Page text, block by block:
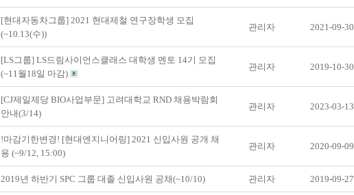
[현대자동차그룹] 2021 현대제철 연구장학생 모집
(~10.13(수))
관리자 2021-09-30
[LS그룹] LS드림사이언스클래스 대학생 멘토 14기 모집
(~11월18일 마감)
관리자 2019-10-30
[CJ제일제당 BIO사업부문] 고려대학교 RND 채용박람회
안내(3/14)
관리자 2023-03-13
!마감기한변경! [현대엔지니어링] 2021 신입사원 공개 채
용 (~9/12, 15:00)
관리자 2020-09-09
2019년 하반기 SPC 그룹 대졸 신입사원 공채(~10/10) 관리자 2019-09-27